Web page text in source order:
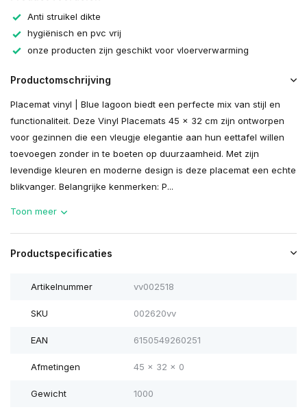
Anti struikel dikte
hygiënisch en pvc vrij
onze producten zijn geschikt voor vloerverwarming
Productomschrijving
Placemat vinyl | Blue lagoon biedt een perfecte mix van stijl en
functionaliteit. Deze Vinyl Placemats 45 x 32 cm zijn ontworpen
voor gezinnen die een vleugje elegantie aan hun eettafel willen
toevoegen zonder in te boeten op duurzaamheid. Met zijn
levendige kleuren en moderne design is deze placemat een echte
blikvanger. Belangrijke kenmerken: P...
Toon meer
Productspecificaties
Artikelnummer vv002518
SKU 002620vv
EAN 6150549260251
Afmetingen 45 x 32 x 0
Gewicht 1000